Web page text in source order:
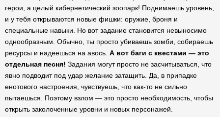
герои, а целый кибернетический зоопарк! Поднимаешь уровень,
и у тебя открываются новые фишки: оружие, броня и
специальные навыки. Но вот задание становится невыносимо
однообразным. Обычно, ты просто убиваешь зомби, собираешь
ресурсы и надеешься на авось. А вот баги с квестами — это
отдельная песня! Задания могут просто не засчитываться, что
явно подводит под удар желание затащить. Да, в припадке
енотового настроения, чувствуешь, что как-то не сильно
пытаешься. Поэтому взлом — это просто необходимость, чтобы
открыть заколоченные уровни и новых персонажей.